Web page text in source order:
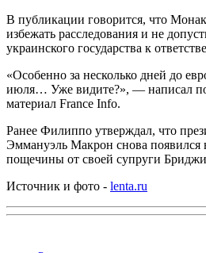
В публикации говорится, что
избежать расследования и не
украинского государства к
«Особенно за несколько дней до
июля… Уже видите?», — написал
материал France Info.
Ранее Филиппо утверждал, что
Эммануэль Макрон снова появился
пощечины от своей супруги
Источник и фото - lenta.ru